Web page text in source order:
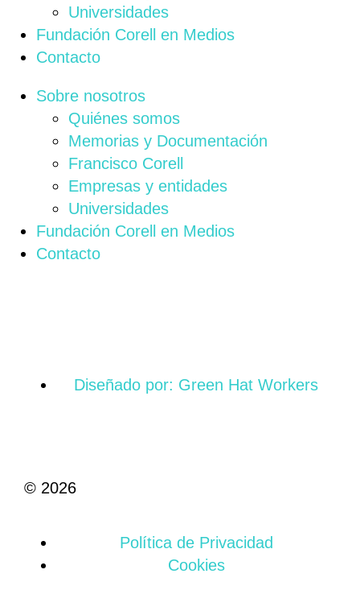
Universidades
Fundación Corell en Medios
Contacto
Sobre nosotros
Quiénes somos
Memorias y Documentación
Francisco Corell
Empresas y entidades
Universidades
Fundación Corell en Medios
Contacto
© 2026
Política de Privacidad
Cookies
Diseñado por: Green Hat Workers